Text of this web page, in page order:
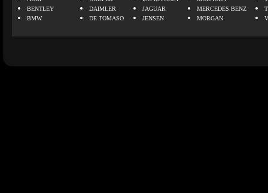
BENTLEY
BMW
DAIMLER
DE TOMASO
JAGUAR
JENSEN
MERCEDES BENZ
MORGAN